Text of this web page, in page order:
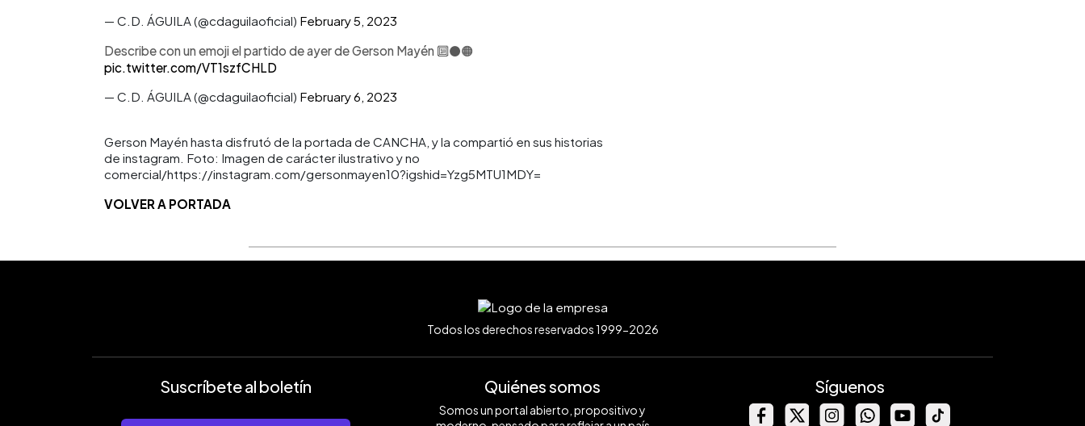
— C.D. ÁGUILA (@cdaguilaoficial) February 5, 2023
Describe con un emoji el partido de ayer de Gerson Mayén 🔟⚫️🟠
pic.twitter.com/VT1szfCHLD
— C.D. ÁGUILA (@cdaguilaoficial) February 6, 2023
Gerson Mayén hasta disfrutó de la portada de CANCHA, y la compartió en sus historias
de instagram. Foto: Imagen de carácter ilustrativo y no
comercial/https://instagram.com/gersonmayen10?igshid=Yzg5MTU1MDY=
VOLVER A PORTADA
Todos los derechos reservados 1999-2026
Suscríbete al boletín Quiénes somos
Somos un portal abierto, propositivo y
Síguenos